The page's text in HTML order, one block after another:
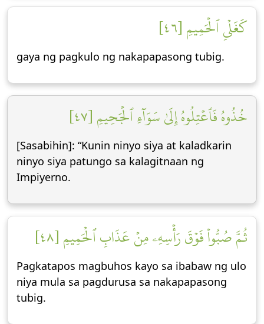
كَغَلۡيِ ٱلۡحَمِيمِ [٤٦]
gaya ng pagkulo ng nakapapasong tubig.
خُذُوهُ فَٱعۡتِلُوهُ إِلَىٰ سَوَآءِ ٱلۡجَحِيمِ [٤٧]
[Sasabihin]: “Kunin ninyo siya at kaladkarin
ninyo siya patungo sa kalagitnaan ng
Impiyerno.
ثُمَّ صُبُّواْ فَوۡقَ رَأۡسِهِۦ مِنۡ عَذَابِ ٱلۡحَمِيمِ [٤٨]
Pagkatapos magbuhos kayo sa ibabaw ng ulo
niya mula sa pagdurusa sa nakapapasong
tubig.